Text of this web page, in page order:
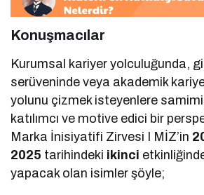
Konuşmacılar
Kurumsal kariyer yolculuğunda,
serüveninde veya akademik
yolunu çizmek isteyenlere
katılımcı ve motive edici bir
Marka İnisiyatifi Zirvesi I MİZ’in
2025 tarihindeki ikinci
yapacak olan isimler şöyle;